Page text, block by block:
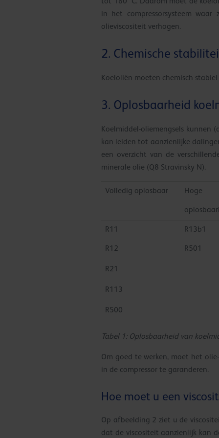
in het compressorsysteem
olieviscositeit verhogen.
2. Chemische
Koeloliën moeten chemisch
3. Oplosbaarheid
Koelmiddel-oliemengsels kunnen
kan leiden tot aanzienlijke
een overzicht van de
minerale olie (Q8 Stravinsky N).
Volledig oplosbaar Hoge
R11
R12
R21
R113
R500
R13b1
R501
Tabel 1: Oplosbaarheid van
Om goed te werken, moet het
in de compressor te garanderen.
Hoe moet u een
Op afbeelding 2 ziet u de
dat de viscositeit aanzienlijk kan